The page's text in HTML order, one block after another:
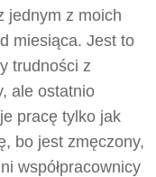
jednym z moich
miesiąca. Jest to
trudności z
ale ostatnio
pracę tylko jak
bo jest zmęczony,
współpracownicy